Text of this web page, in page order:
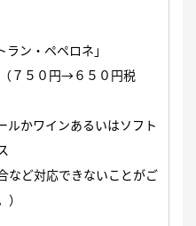
ン・ペペロネ」
７５０円→６５０円税
ルかワインあるいはソフト
など対応できないことがご